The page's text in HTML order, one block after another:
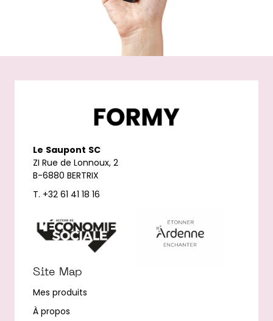
Le Saupont SC
ZI Rue de Lonnoux, 2
B-6880 BERTRIX
T. +32 61 41 18 16
Site Map
Mes produits
À propos